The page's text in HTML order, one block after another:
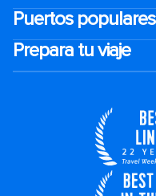
Puertos populares
Prepara tu viaje